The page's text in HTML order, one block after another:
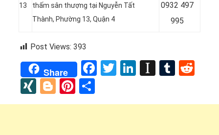
13
thấm sân thượng tại Nguyễn Tất
Thành, Phường 13, Quận 4
0932 497
995
Post Views: 393
Share Facebook
Twitter
LinkedIn
XINGBloggerPinterest